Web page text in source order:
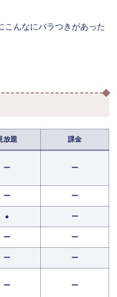
こんなにバラつきがあった
放題 課金
ー ー
ー ー
● ー
ー ー
ー ー
ー ー